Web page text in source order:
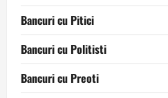
Bancuri cu Pitici
Bancuri cu Politisti
Bancuri cu Preoti